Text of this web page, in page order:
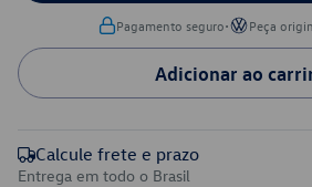
Pagamento seguro• Peça
Adicionar ao
Calcule frete e prazo
Entrega em todo o Brasil